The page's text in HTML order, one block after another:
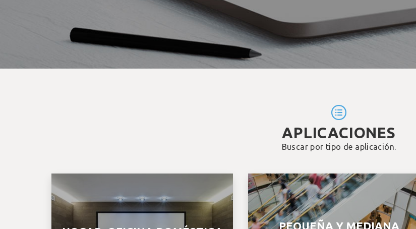
APLICACIONES
Buscar por tipo de aplicación.
PEQUEÑA Y MEDIANA